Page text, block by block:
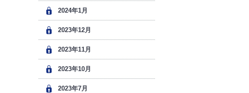
2024年1月
2023年12月
2023年11月
2023年10月
2023年7月